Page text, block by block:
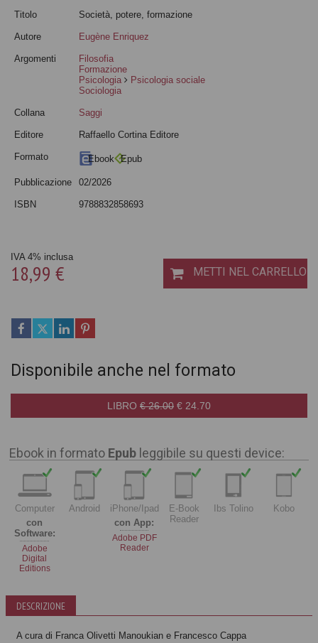
Titolo Società, potere, formazione
Autore Eugène Enriquez
Argomenti
Filosofia
Formazione
Psicologia
Psicologia sociale
Sociologia
Collana Saggi
Editore Raffaello Cortina Editore
Formato Ebook Epub
Pubblicazione 02/2026
ISBN 9788832858693
18,99 €
IVA 4% inclusa
METTI NEL CARRELLO
Disponibile anche nel formato
LIBRO € 26.00 € 24.70
Ebook in formato Epub leggibile su questi device:
Computer
con
Software:
Adobe
Digital
Editions
Android
iPhone/Ipad
con App:
Adobe PDF
Reader
E-Book
Reader
Ibs Tolino Kobo
DESCRIZIONE
A cura di Franca Olivetti Manoukian e Francesco Cappa